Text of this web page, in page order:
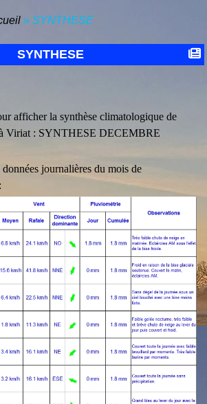
» SYNTHESE
SYNTHESE
afficher la synthèse climatologique de
Viriat : SYNTHESE DECEMBRE
journalières du mois de